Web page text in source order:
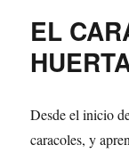
EL
Desde el inicio
caracoles, y